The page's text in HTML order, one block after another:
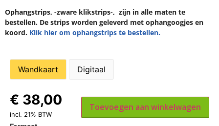
Ophangstrips, -zware klikstrips-, zijn in alle maten te
bestellen. De strips worden geleverd met ophangoogjes en
koord. Klik hier om ophangstrips te bestellen.
Wandkaart Digitaal
€ 38,00
incl. 21% BTW
Toevoegen aan winkelwagen